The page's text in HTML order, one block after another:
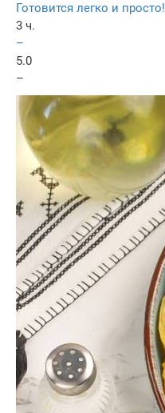
Готовится легко и просто!
3 ч.
–
5.0
–